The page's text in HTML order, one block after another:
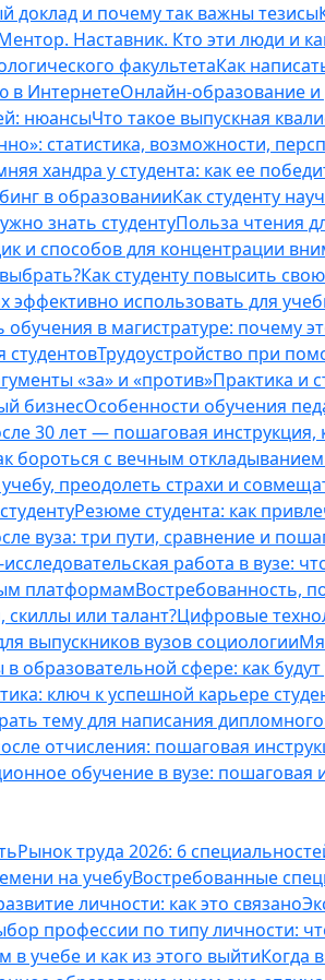
доклад и почему так важны тезисы
Наставник. Кто эти люди и
факультетаКак
в ИнтернетеОнлайн-образование
нюансыЧто такое выпускная
статистика, возможности,
хандра у студента: как ее
в образованииКак студенту
знать студентуПольза чтения
и способов для концентрации
Как студенту повысить
эффективно использовать для
обучения в магистратуре: почему
студентовТрудоустройство при
«за» и «против»Практика и
бизнесОсобенности обучения
30 лет — пошаговая инструкция,
бороться с вечным
преодолеть страхи и
Резюме студента: как
вуза: три пути, сравнение и
работа в вузе:
платформамВостребованность,
или талант?Цифровые
выпускников вузов социологии
в образовательной сфере: как
ключ к успешной карьере
тему для написания
отчисления: пошаговая
обучение в вузе: пошаговая
Рынок труда 2026: 6
на учебуВостребованные
личности: как это связано
профессии по типу личности:
учебе и как из этого выйтиКогда